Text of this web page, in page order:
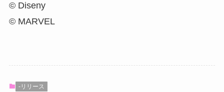
© Diseny
© MARVEL
-リリース